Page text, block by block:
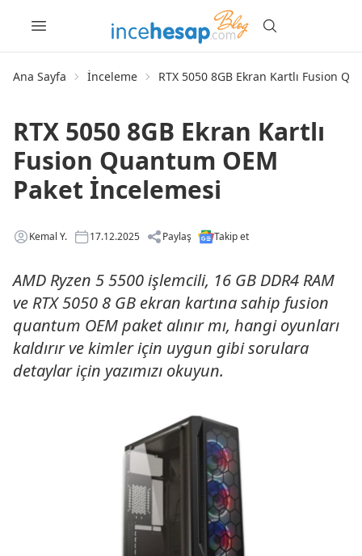
Ana Sayfa İnceleme RTX 5050 8GB Ekran Kartlı Fusion
RTX 5050 8GB Ekran Kartlı
Fusion Quantum OEM
Paket İncelemesi
Kemal Y. 17.12.2025 Paylaş Takip et
AMD Ryzen 5 5500 işlemcili, 16 GB DDR4 RAM
ve RTX 5050 8 GB ekran kartına sahip fusion
quantum OEM paket alınır mı, hangi oyunları
kaldırır ve kimler için uygun gibi sorulara
detaylar için yazımızı okuyun.